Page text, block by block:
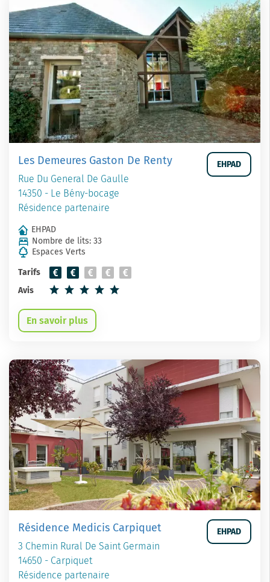
Les Demeures Gaston De Renty
Rue Du General De Gaulle
14350 - Le Bény-bocage
Résidence partenaire
EHPAD
EHPAD
Nombre de lits: 33
Espaces Verts
Tarifs
Avis
En savoir plus
Résidence Medicis Carpiquet
3 Chemin Rural De Saint Germain
14650 - Carpiquet
Résidence partenaire
EHPAD